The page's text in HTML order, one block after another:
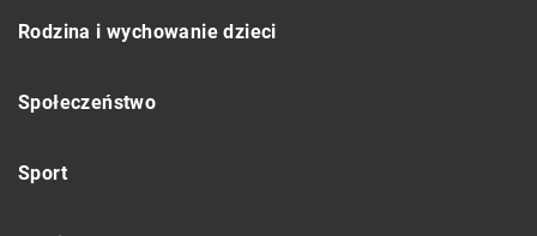
Rodzina i wychowanie dzieci
Społeczeństwo
Sport